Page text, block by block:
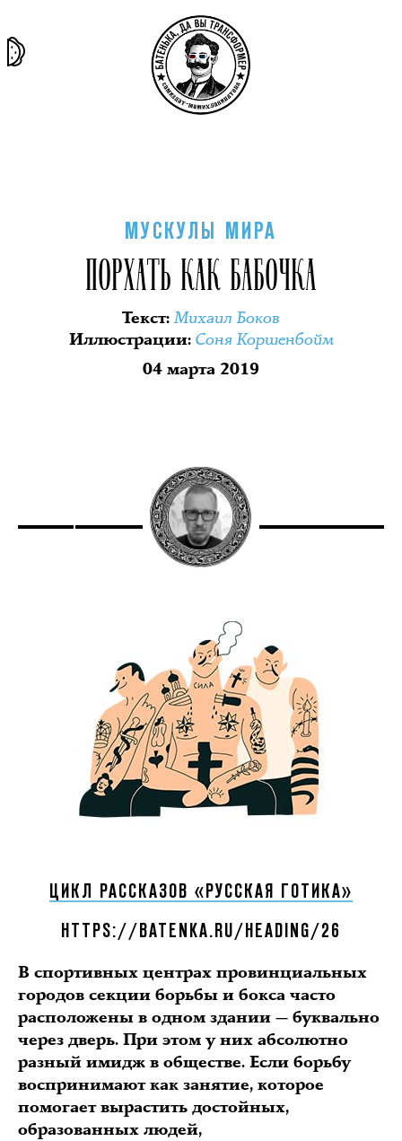
МУСКУЛЫ МИРА
ПОРХАТЬ КАК БАБОЧКА
Текст:Михаил Боков
Иллюстрации: Соня Коршенбойм
04 марта 2019
ЦИКЛ РАССКАЗОВ «РУССКАЯ ГОТИКА»
HTTPS://BATENKA.RU/HEADING/26
В спортивных центрах провинциальных
городов секции борьбы и бокса часто
расположены в одном здании — буквально
через дверь. При этом у них абсолютно
разный имидж в обществе. Если борьбу
воспринимают как занятие, которое
помогает вырастить достойных,
образованных людей,